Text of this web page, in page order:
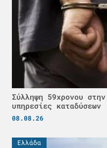
Σύλληψη 59χρονου
υπηρεσίες καταδύσεων
08.08.26
Ελλάδα